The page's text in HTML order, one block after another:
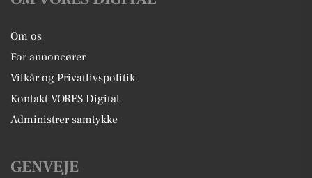
Om os
For annoncører
Vilkår og Privatlivspolitik
Kontakt VORES Digital
Administrer samtykke
GENVEJE